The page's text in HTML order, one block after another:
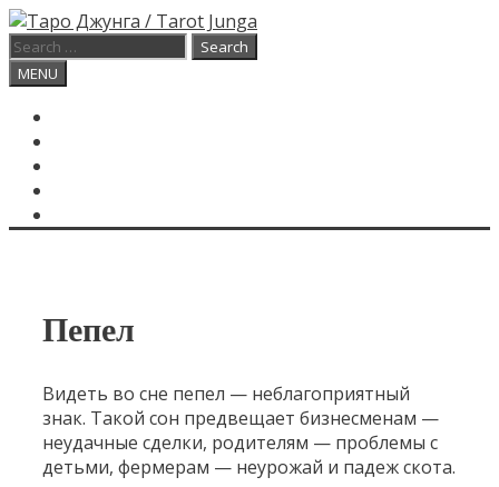
Skip
to
content
Search
for:
Search
MENU
Пепел
Видеть во сне пепел — неблагоприятный
знак. Такой сон предвещает бизнесменам —
неудачные сделки, родителям — проблемы с
детьми, фермерам — неурожай и падеж скота.